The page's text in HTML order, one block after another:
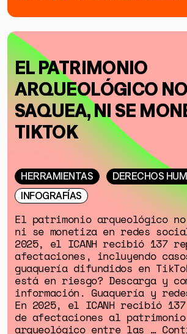
EL PATRIMONIO
ARQUEOLÓGICO
SAQUEA, NI SE
TIKTOK
HERRAMIENTAS
DERECHOS
INFOGRAFÍAS
El patrimonio arqueológico no
ni se monetiza en redes
2025, el ICANH recibió 137
afectaciones, incluyendo
guaquería difundidos en
está en riesgo? Descarga y
información. Guaquería y
En 2025, el ICANH recibió
de afectaciones al patrimonio
arqueológico entre las …